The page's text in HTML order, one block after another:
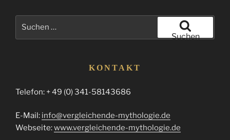
Suchen
KONTAKT
Telefon: + 49 (0) 341-58143686
E-Mail: info@vergleichende-mythologie.de
Webseite:www.vergleichende-mythologie.de